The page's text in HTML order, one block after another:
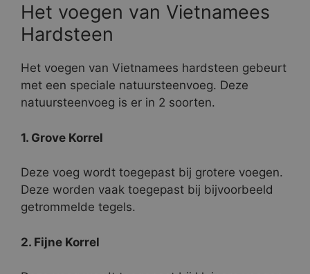
Het voegen van Vietnamees
Hardsteen
Het voegen van Vietnamees hardsteen gebeurt
met een speciale natuursteenvoeg. Deze
natuursteenvoeg is er in 2 soorten.
1. Grove Korrel
Deze voeg wordt toegepast bij grotere voegen.
Deze worden vaak toegepast bij bijvoorbeeld
getrommelde tegels.
2. Fijne Korrel